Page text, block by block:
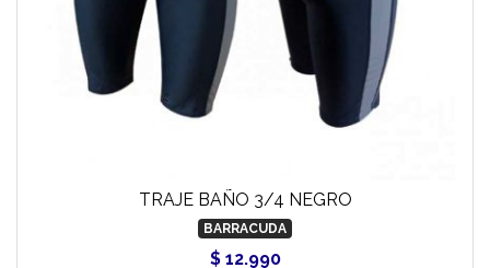
TRAJE BAÑO 3/4 NEGRO
BARRACUDA
$ 12.990